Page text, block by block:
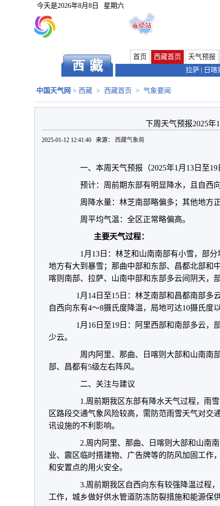
今天是2026年8月8日 星期六
首页 西藏首页
天气预报
拉萨
日喀
中国天气网 > 西藏 > 西藏首页 > 气象要闻
下周天气预报2025年
2025-01-12 12:41:40 来源： 西藏气象局
一、本周天气预报（2025年1月13日至19
预计：周前期东部有明显降水，且自西
周降水量：林芝南部略偏多；其他地方
周平均气温：全区正常略偏高。
主要天气过程：
1月13日：林芝和山南南部有小雪，部分
地方有大到暴雪；那曲中部和东部、昌都北部和
喀则南部、拉萨、山南中部和东部多云间阴天，
1月14日至15日：林芝南部和昌都南部多
自西向东有4～8摄氏度降温，局地可达10摄氏度
1月16日至19日：阿里西部和南部多云，
少云。
周内阿里、那曲、日喀则大部和山南南
部、昌都有5级左右阵风。
二、关注与建议
1.周前期我区东部有降水天气过程，雨雪
区路段交通气象风险较高，需防范雨雪天气对交
讯设施的不利影响。
2.周内阿里、那曲、日喀则大部和山南南
业、震区临时搭建物、广告牌等的防风加固工作
和安置点的用火安全。
3.周前期我区自西向东有较强降温过程，
工作，城乡做好供水管道防冻防裂措施和能源保